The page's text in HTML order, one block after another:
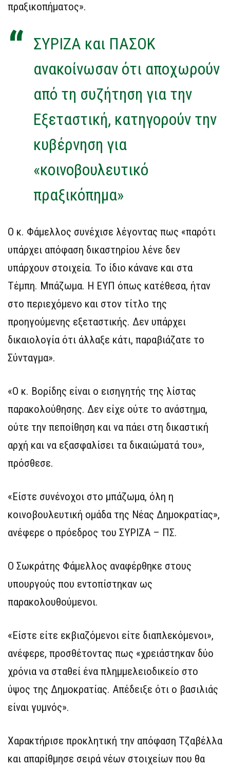
πραξικοπήματος».
ΣΥΡΙΖΑ και ΠΑΣΟΚ
ανακοίνωσαν ότι αποχωρούν
από τη συζήτηση για την
Εξεταστική, κατηγορούν την
κυβέρνηση για
«κοινοβουλευτικό
πραξικόπημα»
Ο κ. Φάμελλος συνέχισε λέγοντας πως «παρότι
υπάρχει απόφαση δικαστηρίου λένε δεν
υπάρχουν στοιχεία. Το ίδιο κάνανε και στα
Τέμπη. Μπάζωμα. Η ΕΥΠ όπως κατέθεσα, ήταν
στο περιεχόμενο και στον τίτλο της
προηγούμενης εξεταστικής. Δεν υπάρχει
δικαιολογία ότι άλλαξε κάτι, παραβιάζατε το
Σύνταγμα».
«Ο κ. Βορίδης είναι ο εισηγητής της λίστας
παρακολούθησης. Δεν είχε ούτε το ανάστημα,
ούτε την πεποίθηση και να πάει στη δικαστική
αρχή και να εξασφαλίσει τα δικαιώματά του»,
πρόσθεσε.
«Είστε συνένοχοι στο μπάζωμα, όλη η
κοινοβουλευτική ομάδα της Νέας Δημοκρατίας»,
ανέφερε ο πρόεδρος του ΣΥΡΙΖΑ – ΠΣ.
Ο Σωκράτης Φάμελλος αναφέρθηκε στους
υπουργούς που εντοπίστηκαν ως
παρακολουθούμενοι.
«Είστε είτε εκβιαζόμενοι είτε διαπλεκόμενοι»,
ανέφερε, προσθέτοντας πως «χρειάστηκαν δύο
χρόνια να σταθεί ένα πλημμελειοδικείο στο
ύψος της Δημοκρατίας. Απέδειξε ότι ο βασιλιάς
είναι γυμνός».
Χαρακτήρισε προκλητική την απόφαση Τζαβέλλα
και απαρίθμησε σειρά νέων στοιχείων που θα